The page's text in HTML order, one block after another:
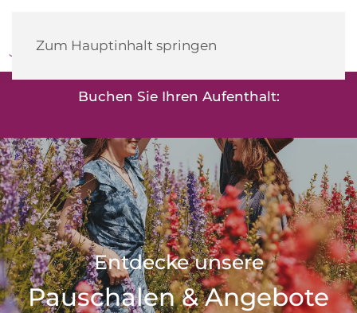
Zum Hauptinhalt springen
Herrenbrücke
Buchen Sie Ihren Aufenthalt:
Entdecke unsere
Pauschalen & Angebote